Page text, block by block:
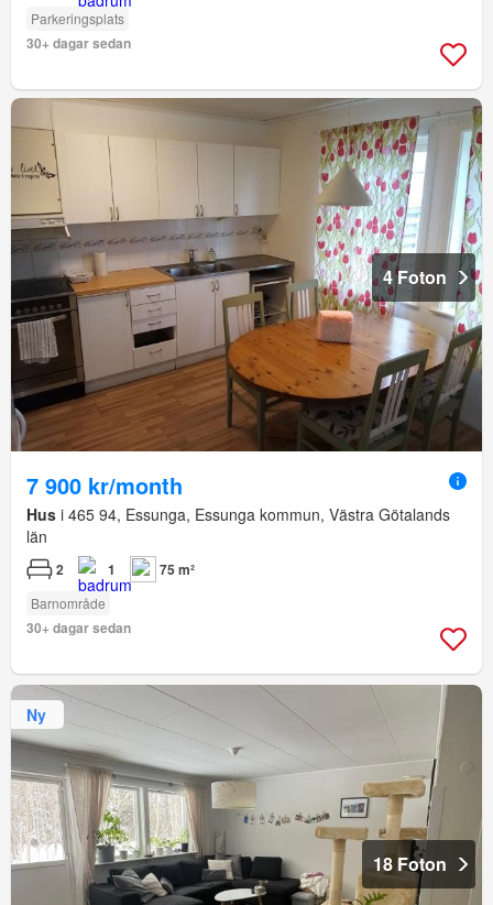
Parkeringsplats
30+ dagar sedan
4 Foton
7 900 kr/month
Hus i 465 94, Essunga, Essunga kommun, Västra Götalands
län
2 1 75 m²
Barnområde
30+ dagar sedan
Ny
18 Foton